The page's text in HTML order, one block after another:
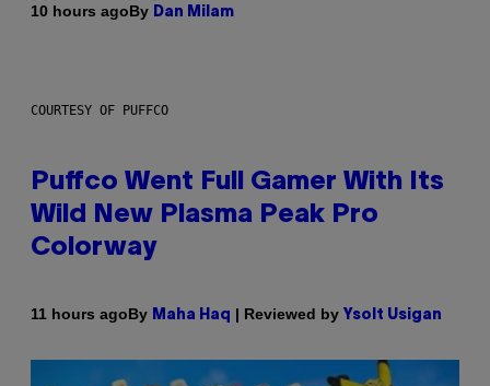
10 hours agoBy Dan Milam
COURTESY OF PUFFCO
Puffco Went Full Gamer With Its
Wild New Plasma Peak Pro
Colorway
11 hours agoBy Maha Haq | Reviewed by Ysolt Usigan